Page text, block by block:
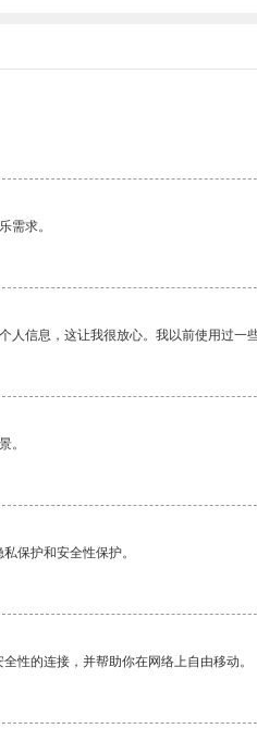
需求。
信息，这让我很放心。我以前使用过一
。
保护和安全性保护。
性的连接，并帮助你在网络上自由移动。